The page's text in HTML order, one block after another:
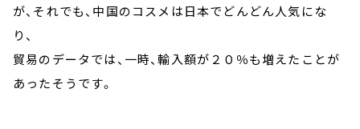
が、それでも、中国のコスメは日本でどんどん人気にな
り、
貿易のデータでは、一時、輸入額が２０％も増えたことが
あったそうです。